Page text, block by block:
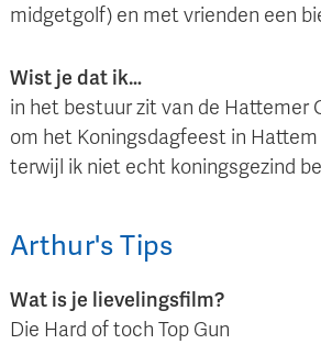
midgetgolf) en met vrienden een
Wist je dat ik…
in het bestuur zit van de Hattemer
om het Koningsdagfeest in
terwijl ik niet echt koningsgezind
Arthur'sTips
Wat is je lievelingsfilm?
Die Hard of toch Top Gun